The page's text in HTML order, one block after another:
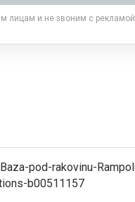
лицам и не звоним с рекламой